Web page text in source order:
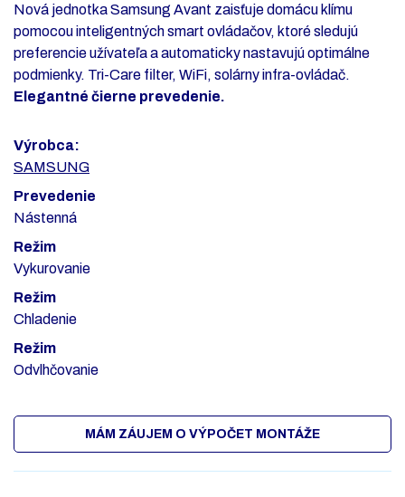
Nová jednotka Samsung Avant zaisťuje domácu klímu
pomocou inteligentných smart ovládačov, ktoré sledujú
preferencie užívateľa a automaticky nastavujú optimálne
podmienky. Tri-Care filter, WiFi, solárny infra-ovládač.
Elegantné čierne prevedenie.
Výrobca:
SAMSUNG
Prevedenie
Nástenná
Režim
Vykurovanie
Režim
Chladenie
Režim
Odvlhčovanie
MÁM ZÁUJEM O VÝPOČET MONTÁŽE